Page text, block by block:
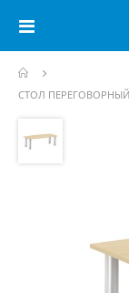
Toggle
СТОЛ ПЕРЕГОВОРНЫЙ
и
перейти